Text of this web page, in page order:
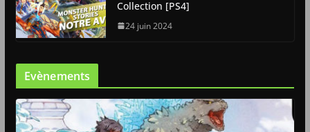
Collection [PS4]
24 juin 2024
Evènements